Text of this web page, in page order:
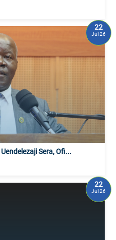
Sera, Ofi...
22
Jul 26
22
Jul 26